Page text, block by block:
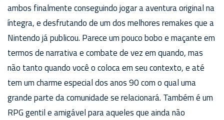
ambos finalmente conseguindo jogar a aventura original na
íntegra, e desfrutando de um dos melhores remakes que a
Nintendo já publicou. Parece um pouco bobo e maçante em
termos de narrativa e combate de vez em quando, mas
não tanto quando você o coloca em seu contexto, e até
tem um charme especial dos anos 90 com o qual uma
grande parte da comunidade se relacionará. Também é um
RPG gentil e amigável para aqueles que ainda não